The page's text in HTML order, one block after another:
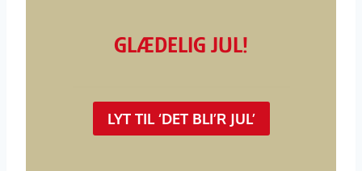
GLÆDELIG JUL!
LYT TIL ‘DET BLI’R JUL’